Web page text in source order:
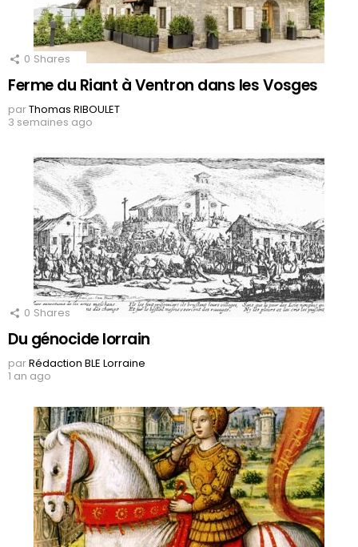
0 Shares
Ferme du Riant à Ventron dans les Vosges
parThomas RIBOULET
3 semaines ago
0 Shares
Du génocide lorrain
parRédaction BLE Lorraine
1 an ago